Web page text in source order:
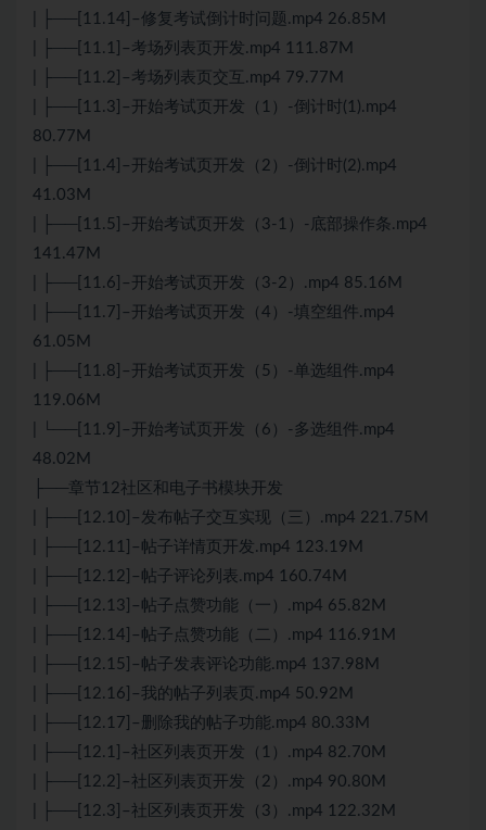
| ├──[11.14]–修复考试倒计时问题.mp4 26.85M
| ├──[11.1]–考场列表页开发.mp4 111.87M
| ├──[11.2]–考场列表页交互.mp4 79.77M
| ├──[11.3]–开始考试页开发（1）-倒计时(1).mp4
80.77M
| ├──[11.4]–开始考试页开发（2）-倒计时(2).mp4
41.03M
| ├──[11.5]–开始考试页开发（3-1）-底部操作条.mp4
141.47M
| ├──[11.6]–开始考试页开发（3-2）.mp4 85.16M
| ├──[11.7]–开始考试页开发（4）-填空组件.mp4
61.05M
| ├──[11.8]–开始考试页开发（5）-单选组件.mp4
119.06M
| └──[11.9]–开始考试页开发（6）-多选组件.mp4
48.02M
├──章节12社区和电子书模块开发
| ├──[12.10]–发布帖子交互实现（三）.mp4 221.75M
| ├──[12.11]–帖子详情页开发.mp4 123.19M
| ├──[12.12]–帖子评论列表.mp4 160.74M
| ├──[12.13]–帖子点赞功能（一）.mp4 65.82M
| ├──[12.14]–帖子点赞功能（二）.mp4 116.91M
| ├──[12.15]–帖子发表评论功能.mp4 137.98M
| ├──[12.16]–我的帖子列表页.mp4 50.92M
| ├──[12.17]–删除我的帖子功能.mp4 80.33M
| ├──[12.1]–社区列表页开发（1）.mp4 82.70M
| ├──[12.2]–社区列表页开发（2）.mp4 90.80M
| ├──[12.3]–社区列表页开发（3）.mp4 122.32M